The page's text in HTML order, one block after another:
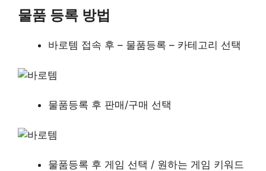
물품 등록 방법
바로템 접속 후 – 물품등록 – 카테고리 선택
물품등록 후 판매/구매 선택
물품등록 후 게임 선택 / 원하는 게임 키워드